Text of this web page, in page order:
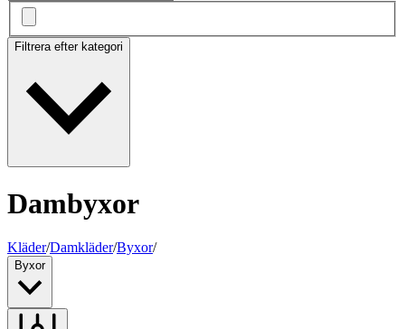
Filtrera efter kategori
Dambyxor
Kläder/Damkläder/Byxor/
Byxor